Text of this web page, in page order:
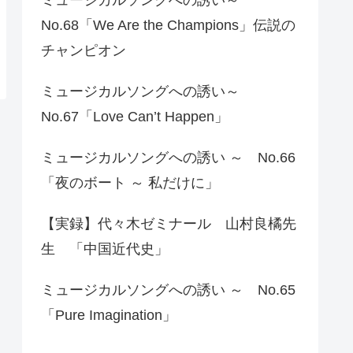
No.68「We Are the Champions」伝説の
チャンピオン
ミュージカルソングへの誘い～
No.67「Love Can’t Happen」
ミュージカルソングへの誘い ～ No.66
「夜のボート ～ 私だけに」
【実録】代々木ゼミナール 山村良橘先
生 「中国近代史」
ミュージカルソングへの誘い ～ No.65
「Pure Imagination」